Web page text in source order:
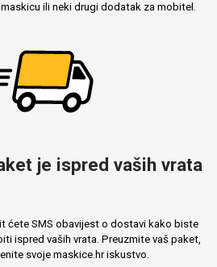
ili neki drugi dodatak za mobitel.
je ispred vaših vrata
ćete SMS obavijest o dostavi kako biste
ispred vaših vrata. Preuzmite vaš paket,
svoje maskice.hr iskustvo.